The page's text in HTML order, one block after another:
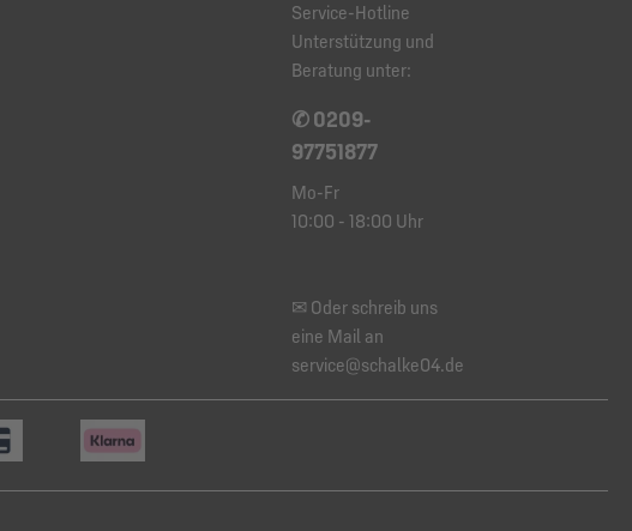
Service-Hotline
Unterstützung und
Beratung unter:
✆ 0209-
97751877
Mo-Fr
10:00 - 18:00 Uhr
✉ Oder schreib uns
eine Mail an
service@schalke04.de